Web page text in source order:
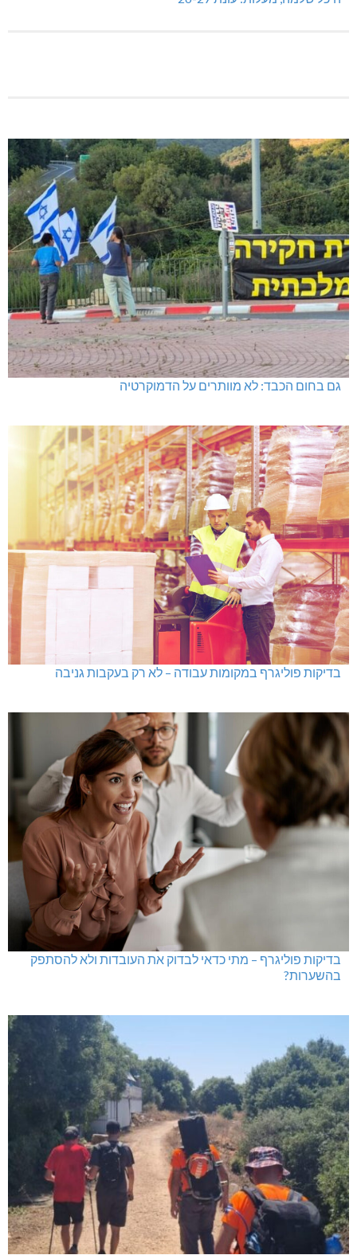
גם בחום הכבד: לא מוותרים על הדמוקרטיה
בדיקות פוליגרף במקומות עבודה – לא רק בעקבות גניבה
בדיקות פוליגרף – מתי כדאי לבדוק את העובדות ולא להסתפק
בהשערות?